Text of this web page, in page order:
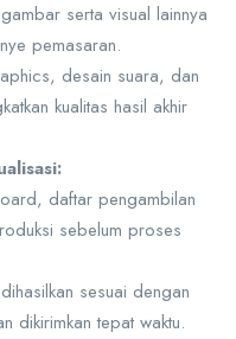
serta visual lainnya
pemasaran.
desain suara, dan
kualitas hasil akhir
daftar pengambilan
sebelum proses
sesuai dengan
dikirimkan tepat waktu.